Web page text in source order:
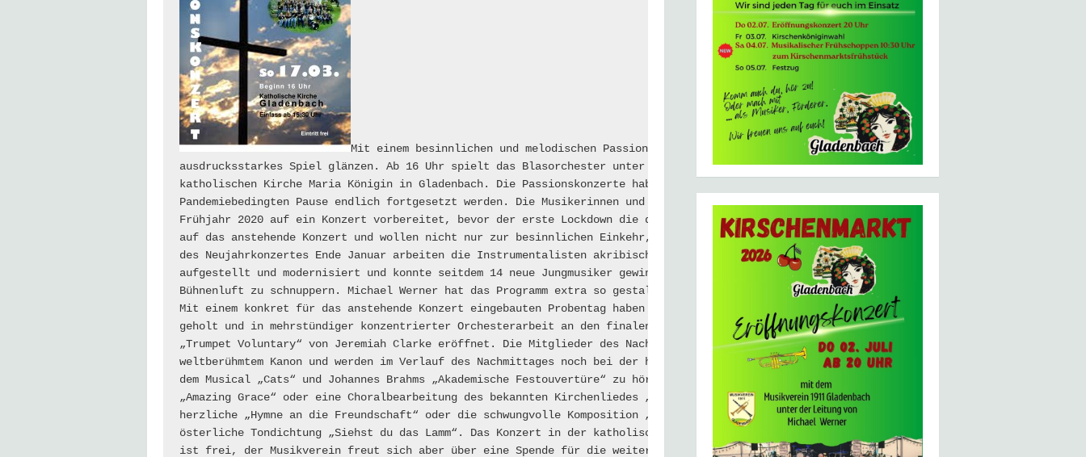
Mit einem besinnlichen und melodischen Passionskonzert möchte der Musikverein 1911 Gladenbach am 17. März
ausdrucksstarkes Spiel glänzen. Ab 16 Uhr spielt das Blasorchester unter der Leitung von Michael Werner wundervolle Klänge zum
katholischen Kirche Maria Königin in Gladenbach. Die Passionskonzerte haben in der Geschichte der Gladenbacher Musiker eine lange
Pandemiebedingten Pause endlich fortgesetzt werden. Die Musikerinnen und Musiker um ihren Dirigenten waren mit dem aktuell vorliegenden
Frühjahr 2020 auf ein Konzert vorbereitet, bevor der erste Lockdown die damalige Probenarbeit zunichte machte und hinfällig werden lies.
auf das anstehende Konzert und wollen nicht nur zur besinnlichen Einkehr, sondern auch zur Hoffnung auf friedlichere und humanitärere
des Neujahrkonzertes Ende Januar arbeiten die Instrumentalisten akribisch an den neuen Titeln. Seit dem vergangenen Jahr hat der
aufgestellt und modernisiert und konnte seitdem 14 neue Jungmusiker gewinnen, von denen auch beim diesjährigen Passionskonzert schon
Bühnenluft zu schnuppern. Michael Werner hat das Programm extra so gestaltet, dass die jungen Leute bei drei oder vier Titeln bereits ihren
Mit einem konkret für das anstehende Konzert eingebauten Probentag haben sich die kleinen und großen Musiker aus der Kernstadt den
geholt und in mehrstündiger konzentrierter Orchesterarbeit an den finalen Eckpunkten der aufzuführenden Kompositionen gearbeitet.  Das
„Trumpet Voluntary“ von Jeremiah Clarke eröffnet. Die Mitglieder des Nachwuchsorchesters präsentieren sich dann zum ersten Mal bei einer
weltberühmtem Kanon und werden im Verlauf des Nachmittages noch bei der heimlichen Englischen Nationalhymne „Land of Hope and Glory“, dem
dem Musical „Cats“ und Johannes Brahms „Akademische Festouvertüre“ zu hören sein. Das große Blasorchester des Musikvereins hält für die
„Amazing Grace“ oder eine Choralbearbeitung des bekannten Kirchenliedes „Von guten Mächten“ bereit. Die „Irischen Segenswünsche“ fehlen
herzliche „Hymne an die Freundschaft“ oder die schwungvolle Komposition „Herr der Ewigkeit“. Abgerundet wird das Programm durch das
österliche Tondichtung „Siehst du das Lamm“. Das Konzert in der katholischen Kirche in Gladenbach beginnt um 16 Uhr, Einlass ist ab
ist frei, der Musikverein freut sich aber über eine Spende für die weitere Jugendarbeit des Orchesters.